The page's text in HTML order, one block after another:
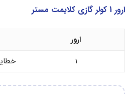
ارور 1 کولر گازی کلایمت مستر
ارور
1